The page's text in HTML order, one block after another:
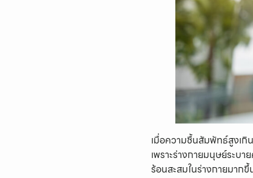
เมื่อความชื้นสัมพัทธ์สูงเ
เพราะร่างกายมนุษย์ระบา
ร้อนสะสมในร่างกายมากขึ้